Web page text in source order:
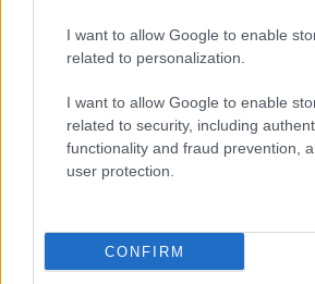
I want to allow Google to enable
related to personalization.
I want to allow Google to enable
related to security, including
functionality and fraud prevention,
user protection.
CONFIRM